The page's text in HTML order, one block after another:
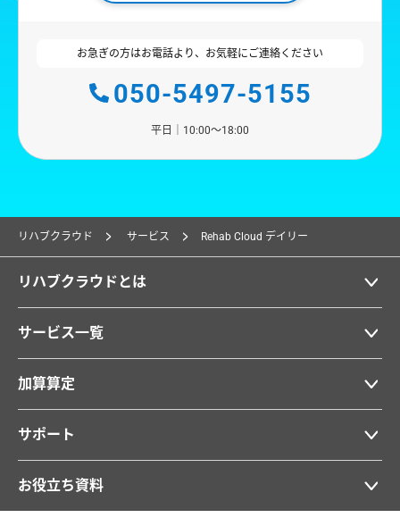
お急ぎの方はお電話より、お気軽にご連絡ください
050-5497-5155
平日｜10:00〜18:00
リハブクラウド サービス Rehab Cloud デイリー
リハブクラウドとは
サービス一覧
加算算定
サポート
お役立ち資料